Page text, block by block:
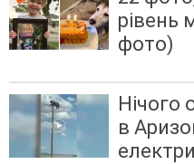
рівень
фото)
Нічого
в